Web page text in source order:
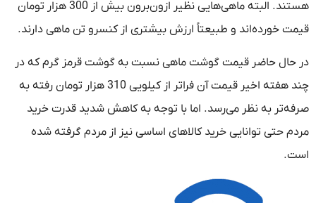
هستند. البته ماهی‌هایی نظیر ازون‌برون بیش از 300 هزار تومان
قیمت خورده‌اند و طبیعتاً ارزش بیشتری از کنسرو تن ماهی دارند.
در حال حاضر قیمت گوشت ماهی نسبت به گوشت قرمز گرم که در
چند هفته اخیر قیمت آن فراتر از کیلویی 310 هزار تومان رفته به
صرفه‌تر به نظر می‌رسد. اما با توجه به کاهش شدید قدرت خرید
مردم حتی توانایی خرید کالاهای اساسی نیز از مردم گرفته شده
است.